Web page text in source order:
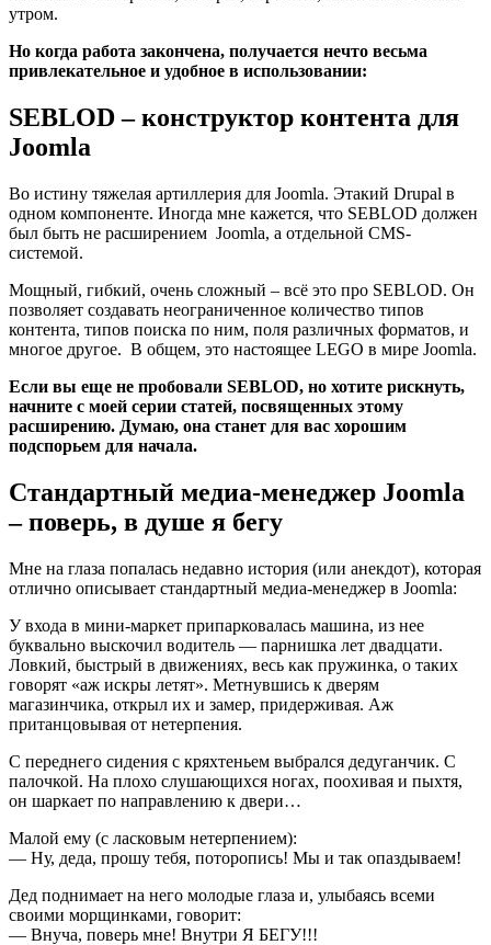
утром.
Но когда работа закончена, получается нечто весьма
привлекательное и удобное в использовании:
SEBLOD – конструктор контента для
Joomla
Во истину тяжелая артиллерия для Joomla. Этакий Drupal в
одном компоненте. Иногда мне кажется, что SEBLOD должен
был быть не расширением Joomla, а отдельной CMS-
системой.
Мощный, гибкий, очень сложный – всё это про SEBLOD. Он
позволяет создавать неограниченное количество типов
контента, типов поиска по ним, поля различных форматов, и
многое другое. В общем, это настоящее LEGO в мире Joomla.
Если вы еще не пробовали SEBLOD, но хотите рискнуть,
начните с моей серии статей, посвященных этому
расширению. Думаю, она станет для вас хорошим
подспорьем для начала.
Стандартный медиа-менеджер Joomla
– поверь, в душе я бегу
Мне на глаза попалась недавно история (или анекдот), которая
отлично описывает стандартный медиа-менеджер в Joomla:
У входа в мини-маркет припарковалась машина, из нее
буквально выскочил водитель — парнишка лет двадцати.
Ловкий, быстрый в движениях, весь как пружинка, о таких
говорят «аж искры летят». Метнувшись к дверям
магазинчика, открыл их и замер, придерживая. Аж
пританцовывая от нетерпения.
С переднего сидения с кряхтеньем выбрался дедуганчик. С
палочкой. На плохо слушающихся ногах, поохивая и пыхтя,
он шаркает по направлению к двери…
Малой ему (с ласковым нетерпением):
— Ну, деда, прошу тебя, поторопись! Мы и так опаздываем!
Дед поднимает на него молодые глаза и, улыбаясь всеми
своими морщинками, говорит:
— Внуча, поверь мне! Внутри Я БЕГУ!!!